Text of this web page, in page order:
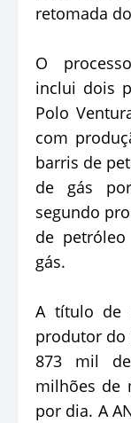
retomada
O
inclui dois
Polo
com
barris de
de gás
segundo
de
gás.
A título de
produtor do
873 mil
milhões de
por dia. A